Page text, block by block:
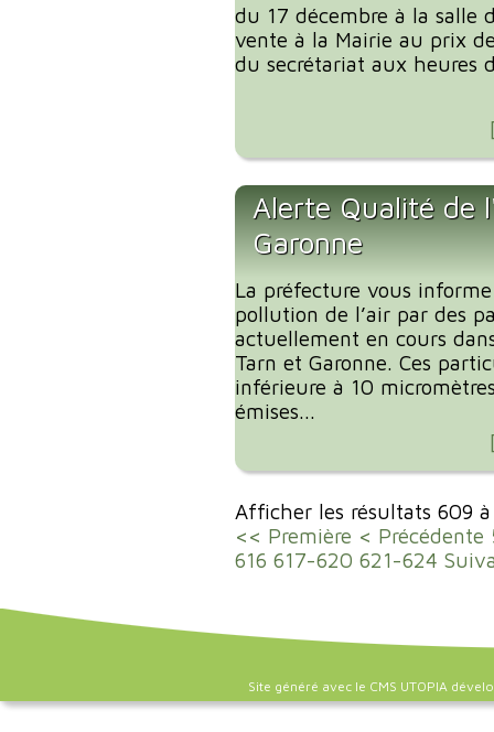
du 17 décembre à la salle
vente à la Mairie au prix
du secrétariat aux heures
Alerte Qualité de
Garonne
La préfecture vous
pollution de l’air par des
actuellement en cours
Tarn et Garonne. Ces
inférieure à 10
émises...
Afficher les résultats 609
<< Première < Précédente
616 617-620 621-624
Site généré avec le CMS UTOPIA